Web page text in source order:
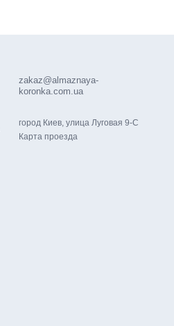
zakaz@almaznaya-
koronka.com.ua
город Киев, улица Луговая 9-С
Карта проезда